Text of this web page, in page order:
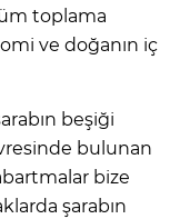
toplama
ve doğanın iç
beşiği
bulunan
bize
şarabın